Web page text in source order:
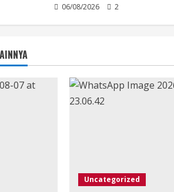
06/08/2026 2
Uncategorized